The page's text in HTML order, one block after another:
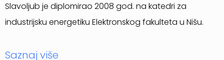
Slavoljub je diplomirao 2008 god. na katedri za
industrijsku energetiku Elektronskog fakulteta u Nišu.
Saznaj više